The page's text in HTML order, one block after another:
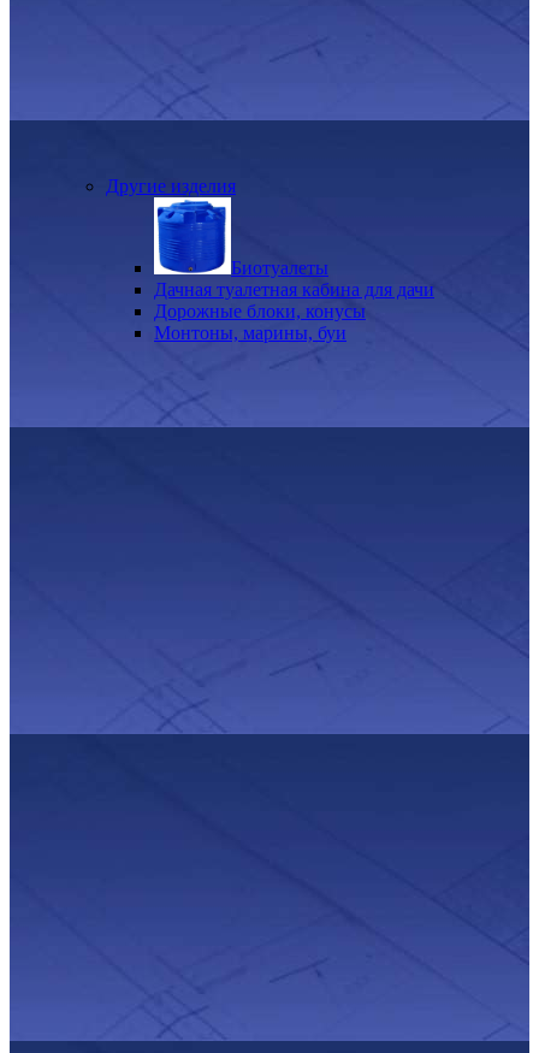
Другие изделия
Биотуалеты
Дачная туалетная кабина для дачи
Дорожные блоки, конусы
Монтоны, марины, буи